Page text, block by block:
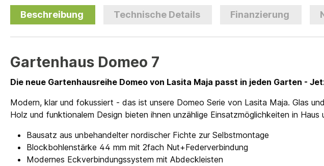
Beschreibung Technische Details Finanzierung
Gartenhaus Domeo 7
Die neue Gartenhausreihe Domeo von Lasita Maja passt in jeden Garten -
Modern, klar und fokussiert - das ist unsere Domeo Serie von Lasita Maja. Glas
Holz und funktionalem Design bieten ihnen unzählige Einsatzmöglichkeiten in Haus
Bausatz aus unbehandelter nordischer Fichte zur Selbstmontage
Blockbohlenstärke 44 mm mit 2fach Nut+Federverbindung
Modernes Eckverbindungssystem mit Abdeckleisten